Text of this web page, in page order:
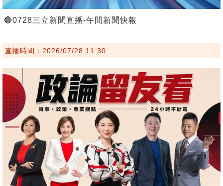
🔴0728三立新聞直播-午間新聞快報
直播時間：2026/07/28 11:30